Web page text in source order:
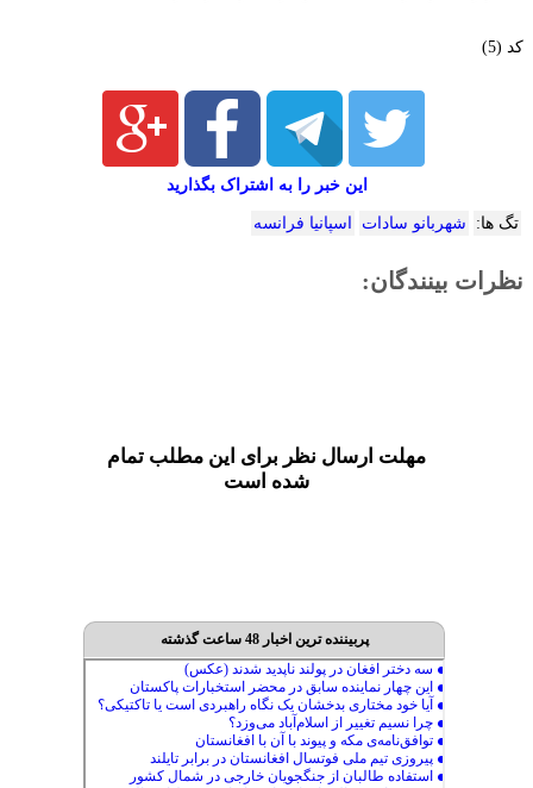
کد (5)
این خبر را به اشتراک بگذارید
تگ ها: شهربانو سادات اسپانیا فرانسه
نظرات بینندگان:
مهلت ارسال نظر برای این مطلب تمام
شده است
پربیننده ترین اخبار 48 ساعت گذشته